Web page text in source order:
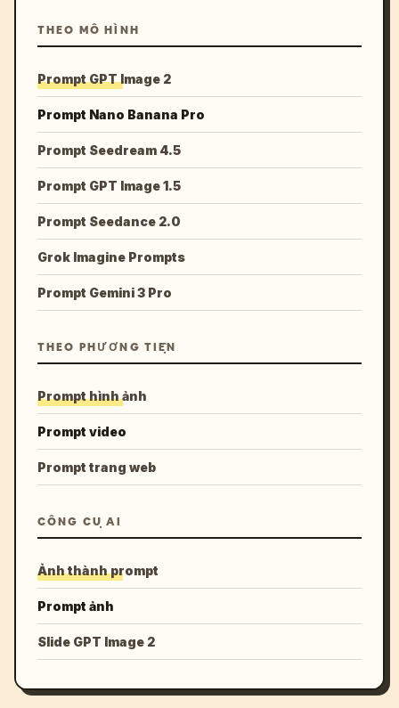
THEO MÔ HÌNH
Prompt GPT Image 2
Prompt Nano Banana Pro
Prompt Seedream 4.5
Prompt GPT Image 1.5
Prompt Seedance 2.0
Grok Imagine Prompts
Prompt Gemini 3 Pro
THEO PHƯƠNG TIỆN
Prompt hình ảnh
Prompt video
Prompt trang web
CÔNG CỤ AI
Ảnh thành prompt
Prompt ảnh
Slide GPT Image 2